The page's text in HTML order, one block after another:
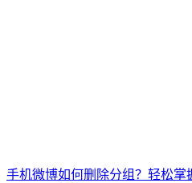
手机微博如何删除分组？轻松掌